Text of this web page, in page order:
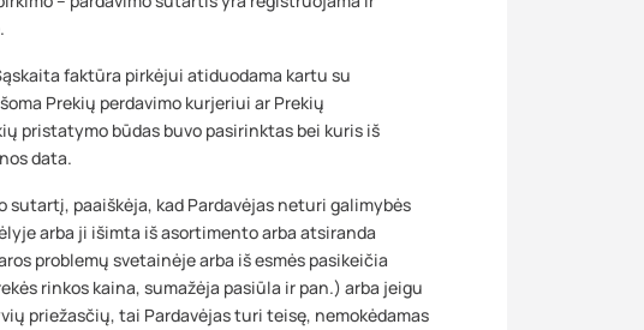
faktūra pirkėjui atiduodama kartu su
Prekių perdavimo kurjeriui ar Prekių
pristatymo būdas buvo pasirinktas bei kuris iš
data.
paaiškėja, kad Pardavėjas neturi galimybės
arba ji išimta iš asortimento arba atsiranda
problemų svetainėje arba iš esmės pasikeičia
rinkos kaina, sumažėja pasiūla ir pan.) arba jeigu
priežasčių, tai Pardavėjas turi teisę, nemokėdamas